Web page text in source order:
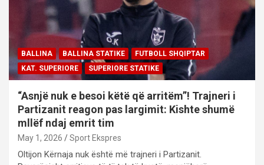
BALLINA BALLINA STATIKE
FUTBOLL SHQIPTAR
KAT. SUPERIORE
SUPERIORE STATIKE
“Asnjë nuk e besoi këtë që arritëm”! Trajneri i
Partizanit reagon pas largimit: Kishte shumë
mllëf ndaj emrit tim
May 1, 2026 Sport Ekspres
Oltijon Kërnaja nuk është më trajneri i Partizanit.